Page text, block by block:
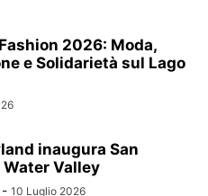
2026: Moda,
e Solidarietà sul Lago
inaugura San
Valley
- 10 Luglio 2026